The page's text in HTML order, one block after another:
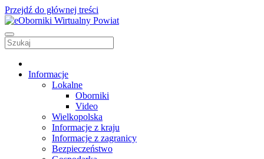
Przejdź do głównej treści
Informacje
Lokalne
Oborniki
Video
Wielkopolska
Informacje z kraju
Informacje z zagranicy
Bezpieczeństwo